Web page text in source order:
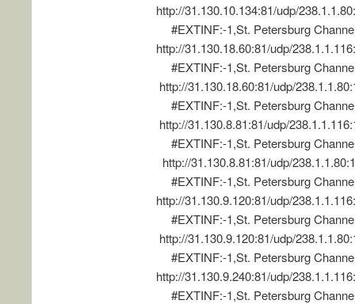
http://31.130.10.134:81/udp/
#EXTINF:-1,St. Petersburg
http://31.130.18.60:81/udp/
#EXTINF:-1,St. Petersburg
http://31.130.18.60:81/udp/
#EXTINF:-1,St. Petersburg
http://31.130.8.81:81/udp/
#EXTINF:-1,St. Petersburg
http://31.130.8.81:81/udp/
#EXTINF:-1,St. Petersburg
http://31.130.9.120:81/udp/
#EXTINF:-1,St. Petersburg
http://31.130.9.120:81/udp/
#EXTINF:-1,St. Petersburg
http://31.130.9.240:81/udp/
#EXTINF:-1,St. Petersburg